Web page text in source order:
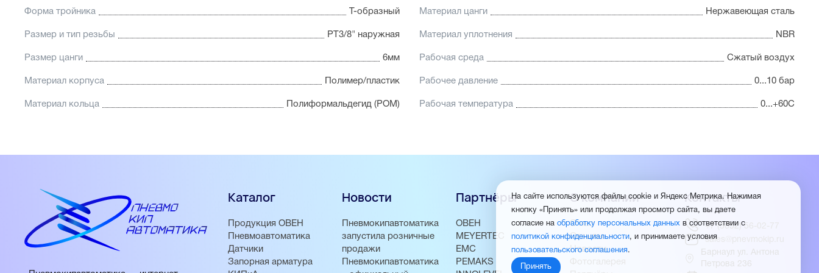
Форма тройника Т-образный Материал цанги Нержавеющая сталь
Размер и тип резьбы PT3/8" наружная Материал уплотнения NBR
Размер цанги 6мм Рабочая среда Сжатый воздух
Материал корпуса Полимер/пластик Рабочее давление 0...10 бар
Материал кольца Полиформальдегид (POM) Рабочая температура 0...+60С
Каталог
Продукция ОВЕН
Пневмоавтоматика
Датчики
Запорная арматура
Новости
Пневмокипавтоматика
запустила розничные
продажи
Пневмокипавтоматика
Партнёры
ОВЕН
MEYERTEC
EMC
PEMAKS
О компании
О нас
Отзывы
Новости
Фотогалерея
Контакты
+7 (3852) 56-02-77
sales@pnevmokip.ru
Барнаул ул. Антона
Петрова 236
На сайте используются файлы cookie и Яндекс Метрика. Нажимая
кнопку «Принять» или продолжая просмотр сайта, вы даете
согласие на обработку персональных данных в соответствии с
политикой конфиденциальности, и принимаете условия
пользовательского соглашения.
Принять